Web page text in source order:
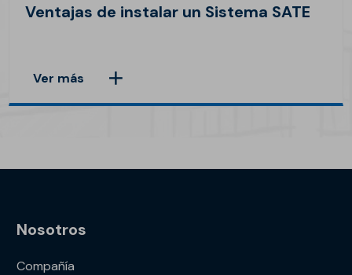
Ventajas de instalar un Sistema SATE
Ver más
Nosotros
Compañía